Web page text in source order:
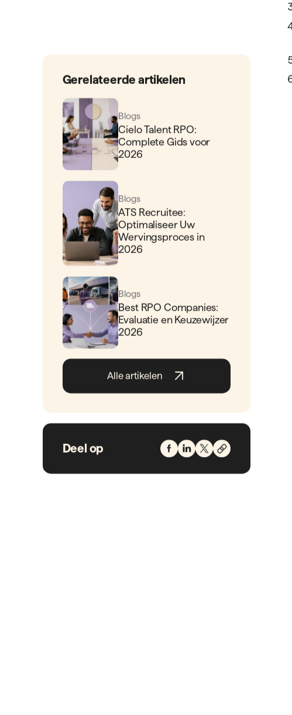
Gerelateerde artikelen
Blogs
Cielo Talent RPO:
Complete Gids voor
2026
Blogs
ATS Recruitee:
Optimaliseer Uw
Wervingsproces in
2026
Blogs
Best RPO Companies:
Evaluatie en Keuzewijzer
2026
Alle artikelen
Deel op